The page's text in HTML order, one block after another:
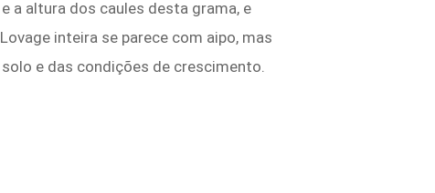
a altura dos caules desta grama, e
inteira se parece com aipo, mas
e das condições de crescimento.